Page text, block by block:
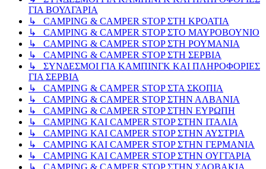
ΓΙΑ ΒΟΥΛΓΑΡΙΑ
↳ CAMPING & CAMPER STOP ΣΤΗ ΚΡΟΑΤΙΑ
↳ CAMPING & CAMPER STOP ΣΤΟ ΜΑΥΡΟΒΟΥΝΙΟ
↳ CAMPING & CAMPER STOP ΣΤΗ ΡΟΥΜΑΝΙΑ
↳ CAMPING & CAMPER STOP ΣΤΗ ΣΕΡΒΙΑ
↳ ΣΥΝΔΕΣΜΟΙ ΓΙΑ ΚΑΜΠΙΝΓΚ ΚΑΙ ΠΛΗΡΟΦΟΡΙΕΣ
ΓΙΑ ΣΕΡΒΙΑ
↳ CAMPING & CAMPER STOP ΣΤΑ ΣΚΟΠΙΑ
↳ CAMPING & CAMPER STOP ΣΤΗΝ ΑΛΒΑΝΙΑ
↳ CAMPING & CAMPER STOP ΣΤΗΝ ΕΥΡΩΠΗ
↳ CAMPING KAI CAMPER STOP ΣΤΗΝ ΙΤΑΛΙΑ
↳ CAMPING KAI CAMPER STOP ΣΤΗΝ ΑΥΣΤΡΙΑ
↳ CAMPING KAI CAMPER STOP ΣΤΗΝ ΓΕΡΜΑΝΙΑ
↳ CAMPING KAI CAMPER STOP ΣΤΗΝ ΟΥΓΓΑΡΙΑ
↳ CAMPING & CAMPER STOP ΣΤΗΝ ΣΛΟΒΑΚΙΑ